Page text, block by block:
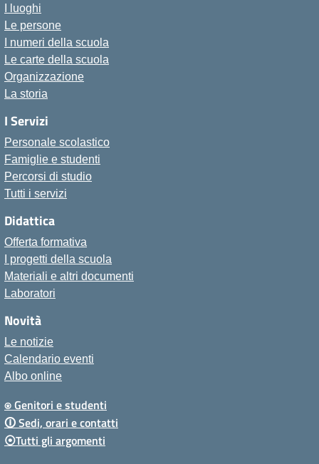
I luoghi
Le persone
I numeri della scuola
Le carte della scuola
Organizzazione
La storia
I Servizi
Personale scolastico
Famiglie e studenti
Percorsi di studio
Tutti i servizi
Didattica
Offerta formativa
I progetti della scuola
Materiali e altri documenti
Laboratori
Novità
Le notizie
Calendario eventi
Albo online
⍟ Genitori e studenti
🛈 Sedi, orari e contatti
⦿Tutti gli argomenti